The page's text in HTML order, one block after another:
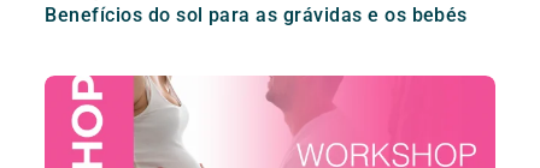
Benefícios do sol para as grávidas e os bebés